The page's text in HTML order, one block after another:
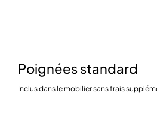
Poignées standard
Inclus dans le mobilier sans frais